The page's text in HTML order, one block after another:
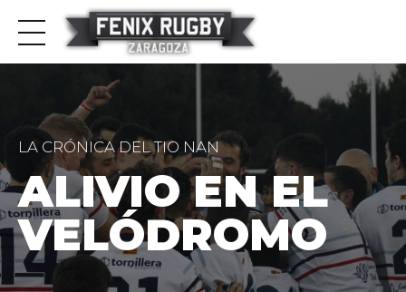
LA CRÓNICA DEL TIO NAN
ALIVIO EN EL
VELÓDROMO